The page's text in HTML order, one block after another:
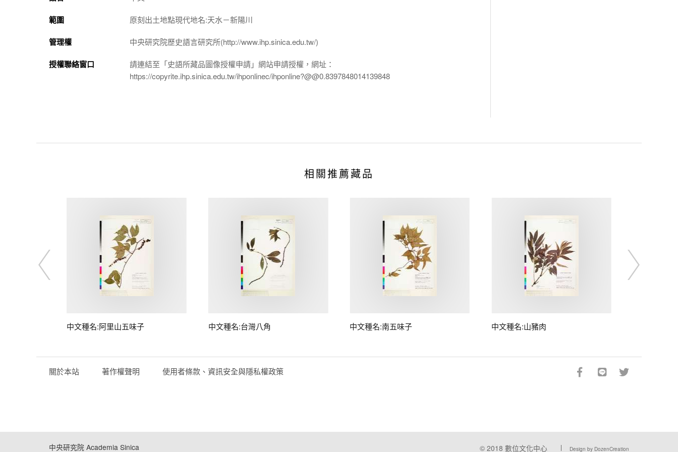
範圍 原刻出土地點現代地名:天水－新陽川
管理權 中央研究院歷史語言研究所(http://www.ihp.sinica.edu.tw/)
授權聯絡窗口
請連結至「史語所藏品圖像授權申請」網站申請授權，網址：
https://copyrite.ihp.sinica.edu.tw/ihponlinec/ihponline?@@0.8397848014139848
相關推薦藏品
中文種名:阿里山五味子 中文種名:台灣八角 中文種名:南五味子 中文種名:山豬肉
關於本站 著作權聲明 使用者條款、資訊安全與隱私權政策
中央研究院 Academia Sinica © 2018 數位文化中心 Design by DozenCreation